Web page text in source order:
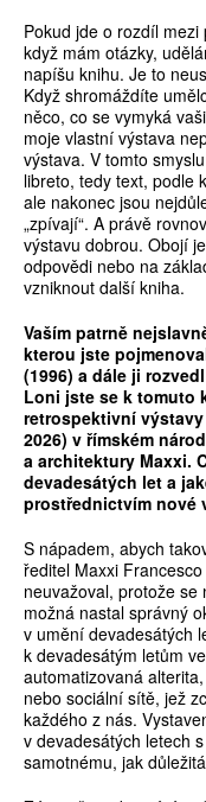
Pokud jde o rozdíl
když mám otázky,
napíšu knihu. Je to
Když shromáždíte
něco, co se vymyká
moje vlastní výstava
výstava. V tomto
libreto, tedy text, podle
ale nakonec jsou
„zpívají“. A právě
výstavu dobrou. Obojí
odpovědi nebo na
vzniknout další kniha.
Vaším patrně nejslavn
kterou jste
(1996) a dále ji
Loni jste se k tomuto
retrospektivní výstavy
2026) v římském
a architektury Maxxi.
devadesátých let a
prostřednictvím nové
S nápadem, abych
ředitel Maxxi
neuvažoval, protože
možná nastal správný
v umění devadesátých
k devadesátým letům
automatizovaná
nebo sociální sítě, jež
každého z nás.
v devadesátých letech
samotnému, jak